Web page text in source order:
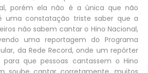
porém ela não é a única que não
uma constatação triste saber que a
não sabem cantar o Hino Nacional,
uma reportagem do Programa
da Rede Record, onde um repórter
que pessoas cantassem o Hino